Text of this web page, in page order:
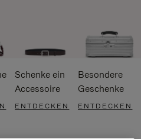
Schenke ein
Accessoire
ENTDECKEN
Besondere
Geschenke
ENTDECKEN